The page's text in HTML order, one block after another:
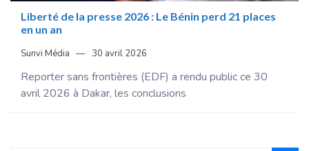
Liberté de la presse 2026 : Le Bénin perd 21 places
en un an
Sunvi Média 30 avril 2026
Reporter sans frontières (EDF) a rendu public ce 30
avril 2026 à Dakar, les conclusions